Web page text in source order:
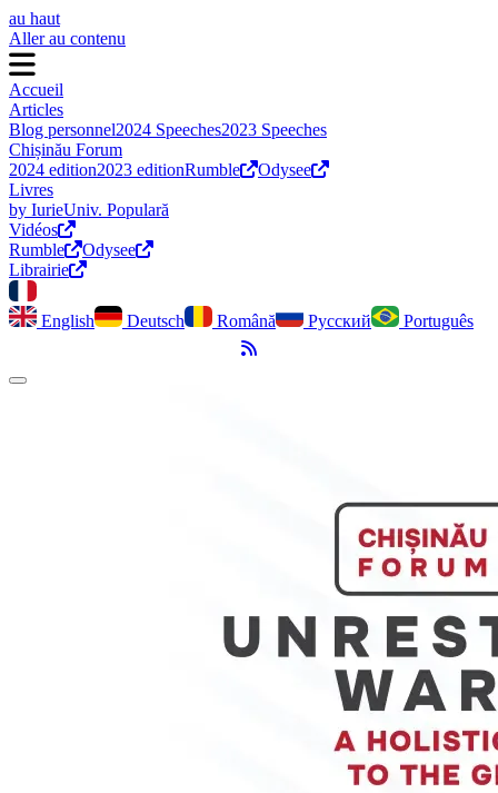
au haut
Aller au contenu
Accueil
Articles
Blog personnel2024 Speeches2023 Speeches
Chișinău Forum
2024 edition2023 editionRumble
Odysee
Livres
by IurieUniv. Populară
Vidéos
Rumble
Odysee
Librairie
English Deutsch Română Русский
Português
Flux RSS
Activer le mode sombre